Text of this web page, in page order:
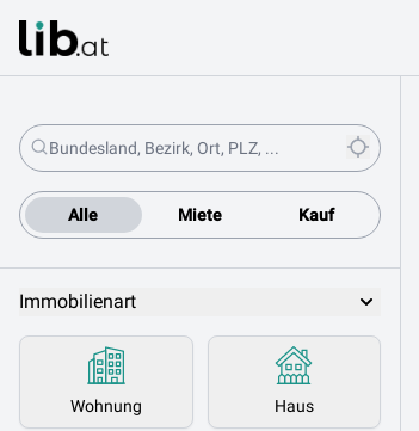
Alle Miete Kauf
Immobilienart
Wohnung Haus